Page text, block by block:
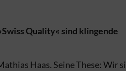
Quality« sind klingende
Haas. Seine These: Wir